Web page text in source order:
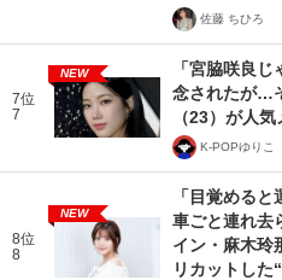
佐藤 ちひろ
7位
7
NEW
「宮脇咲良
念されたが…
（23）が人
K-POPゆりこ
8位
8
NEW
「目覚める
車ごと連れ去
イン・麻木玲
リカットした